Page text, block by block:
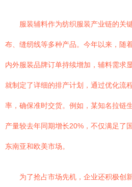
服装辅料作为纺织服装产业链的关
布、缝纫线等多种产品。今年以来，随
内外服装品牌订单持续增加，辅料需求
就制定了详细的排产计划，通过优化流
率，确保准时交货。例如，某知名拉链
产量较去年同期增长20%，不仅满足了
东南亚和欧美市场。
为了抢占市场先机，企业还积极创